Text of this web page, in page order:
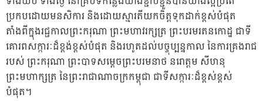
ប្រកបដោយមនសិការ និងដោយស្មារតីយកចិត្តទុកដាក់ខ្ពស់បំផុត
តាំងពីក្នុងរជ្ជកាលព្រះករុណា ព្រះមហាវរក្សត្រ ព្រះបរមរតនកោដ្ឋ ជាទី
គោរពសក្ការៈដ៏ខ្ពង់ខ្ពស់បំផុត និងរហូតដល់បច្ចុប្បន្នកាល នៃការគ្រងរាជ
របស់ ព្រះករុណា ព្រះបាទសម្ដេចព្រះបរមនាថ នរោត្តម សីហនុ
ព្រះមហាក្សត្រ នៃព្រះរាជាណាចក្រកម្ពុជា ជាទីសក្ការៈដ៏ខ្ពស់ខ្ពស់
បំផុត។